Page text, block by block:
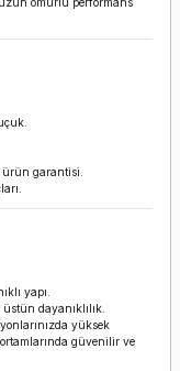
garantisi.
yapı.
dayanıklılık.
yüksek
güvenilir ve